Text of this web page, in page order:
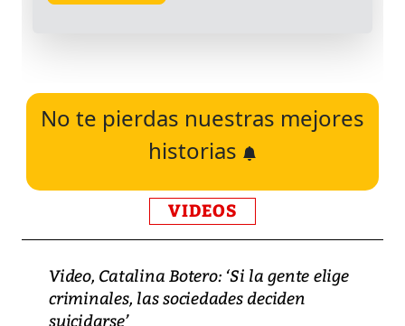
No te pierdas nuestras mejores
historias
VIDEOS
Video, Catalina Botero: ‘Si la gente elige
criminales, las sociedades deciden
suicidarse’